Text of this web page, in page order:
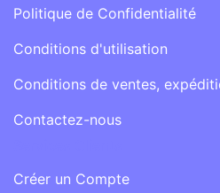
Politique de Confidentialité
Conditions d'utilisation
Conditions de ventes,
Contactez-nous
Créer un Compte